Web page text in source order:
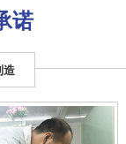
诺
造